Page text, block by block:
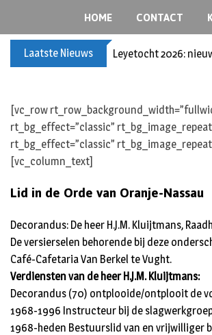
HOME CONTACT
Laatste Nieuws Leyetocht 2026:
[vc_row
rt_bg_effect=”classic”
rt_bg_effect=”classic”
[vc_column_text]
Lid in de Orde van Oranje-Nassau
Decorandus: De heer H.J.M. Kluijtmans,
De versierselen behorende bij deze
Café-Cafetaria Van Berkel te Vught.
Verdiensten van de heer H.J.M. Kluijtmans:
Decorandus (70) ontplooide/ontplooit de
1968-1996 Instructeur bij de
1968-heden Bestuurslid van en vrijwilliger